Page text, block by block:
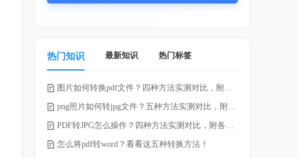
热门知识 最新知识 热门标签
图片如何转换pdf文件？四种方法实测对比，附各场景最优选！
png照片如何转jpg文件？五种方法实测对比，附各场景最优选!！
PDF转JPG怎么操作？四种方法实测对比，附各场景最优选！
怎么将pdf转word？看看这五种转换方法！